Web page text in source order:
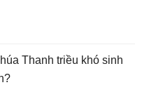
Thanh triều khó sinh